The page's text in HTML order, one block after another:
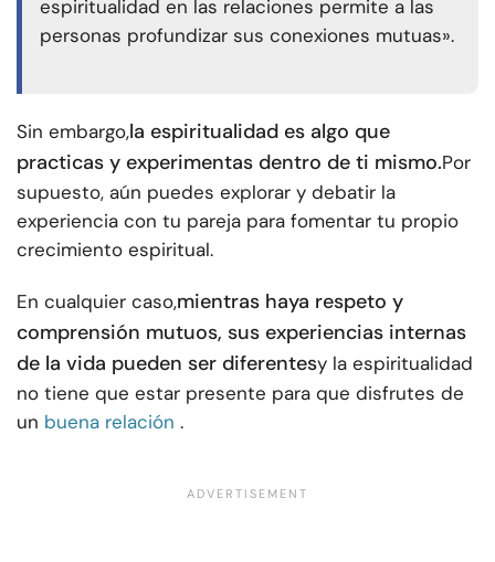
espiritualidad en las relaciones permite a las
personas profundizar sus conexiones mutuas».
Sin embargo,la espiritualidad es algo que
practicas y experimentas dentro de ti mismo.Por
supuesto, aún puedes explorar y debatir la
experiencia con tu pareja para fomentar tu propio
crecimiento espiritual.
En cualquier caso,mientras haya respeto y
comprensión mutuos, sus experiencias internas
de la vida pueden ser diferentesy la espiritualidad
no tiene que estar presente para que disfrutes de
un buena relación .